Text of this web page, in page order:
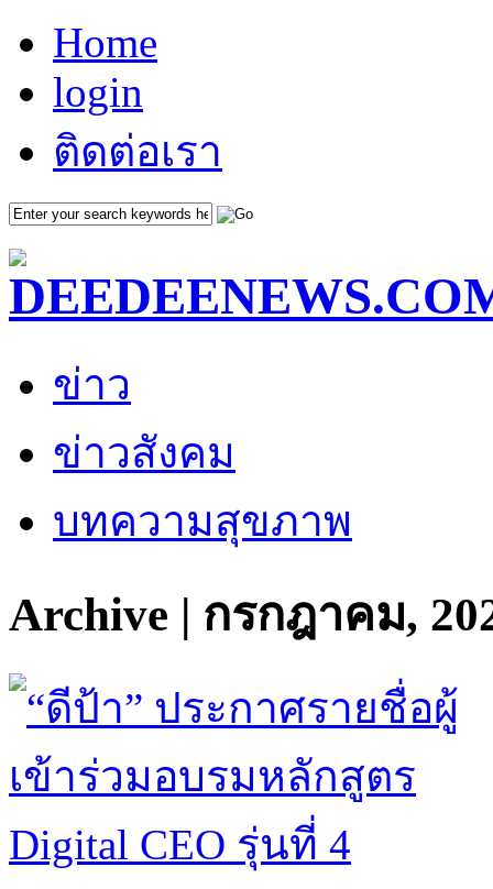
Home
login
ติดต่อเรา
ข่าว
ข่าวสังคม
บทความสุขภาพ
Archive | กรกฎาคม,